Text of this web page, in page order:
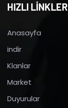
HIZLI LİNKLER
Anasayfa
indir
Klanlar
Market
Duyurular